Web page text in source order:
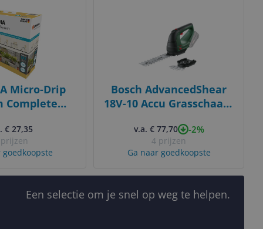
Micro-Drip
Complete
15 Plants
€ 27,35
goedkoopste
Bosch AdvancedShear
18V-10 Accu Grasschaar -
v.a. € 77,70 -2%
4 prijzen
Ga naar goedkoopste
Een selectie om je snel op weg te helpen.